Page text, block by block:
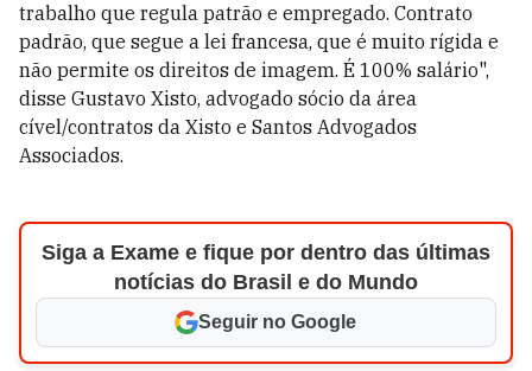
trabalho que regula patrão e empregado. Contrato
padrão, que segue a lei francesa, que é muito rígida e
não permite os direitos de imagem. É 100% salário",
disse Gustavo Xisto, advogado sócio da área
cível/contratos da Xisto e Santos Advogados
Associados.
Siga a Exame e fique por dentro das últimas
notícias do Brasil e do Mundo
Seguir no Google